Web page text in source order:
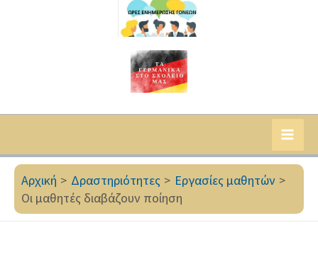
Αρχική Δραστηριότητες
Εργασίες μαθητών
Οι μαθητές διαβάζουν ποίηση